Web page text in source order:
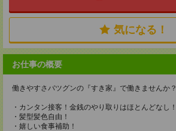
気になる！
お仕事の概要
働きやすさバツグンの『すき家』で働きませんか？
・カンタン接客！金銭のやり取りはほとんどなし！
・髪型髪色自由！
・嬉しい食事補助！